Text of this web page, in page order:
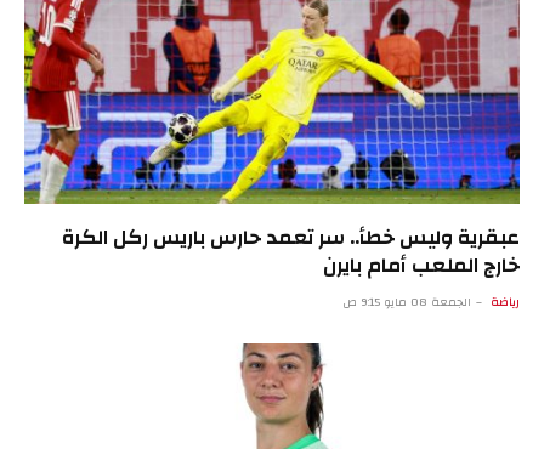
عبقرية وليس خطأ.. سر تعمد حارس باريس ركل الكرة
خارج الملعب أمام بايرن
رياضة الجمعة 08 مايو 9:15 ص